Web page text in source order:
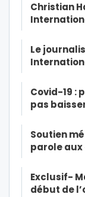
Christian
Le
Covid-19 :
pas
Soutien
parole aux
Exclusif-
début de